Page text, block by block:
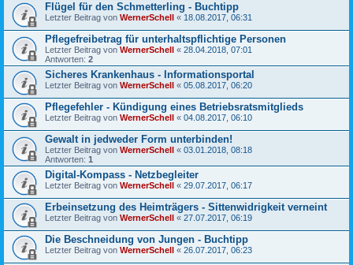
Flügel für den Schmetterling - Buchtipp
Letzter Beitrag von WernerSchell « 18.08.2017, 06:31
Pflegefreibetrag für unterhaltspflichtige Personen
Letzter Beitrag von WernerSchell « 28.04.2018, 07:01
Antworten: 2
Sicheres Krankenhaus - Informationsportal
Letzter Beitrag von WernerSchell « 05.08.2017, 06:20
Pflegefehler - Kündigung eines Betriebsratsmitglieds
Letzter Beitrag von WernerSchell « 04.08.2017, 06:10
Gewalt in jedweder Form unterbinden!
Letzter Beitrag von WernerSchell « 03.01.2018, 08:18
Antworten: 1
Digital-Kompass - Netzbegleiter
Letzter Beitrag von WernerSchell « 29.07.2017, 06:17
Erbeinsetzung des Heimträgers - Sittenwidrigkeit verneint
Letzter Beitrag von WernerSchell « 27.07.2017, 06:19
Die Beschneidung von Jungen - Buchtipp
Letzter Beitrag von WernerSchell « 26.07.2017, 06:23